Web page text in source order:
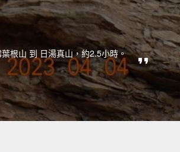
根山 到 日湯真山，約2.5小時。